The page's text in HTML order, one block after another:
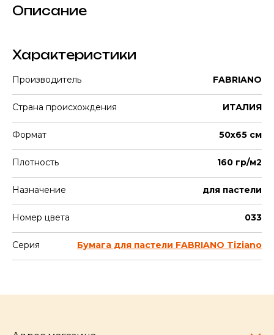
Описание
Характеристики
Производитель FABRIANO
Страна происхождения ИТАЛИЯ
Формат 50х65 см
Плотность 160 гр/м2
Назначение для пастели
Номер цвета 033
Серия Бумага для пастели FABRIANO Tiziano